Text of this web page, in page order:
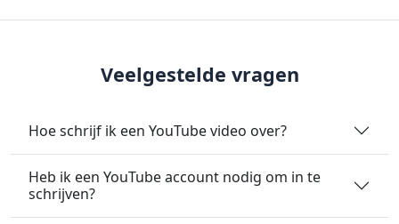
Veelgestelde vragen
Hoe schrijf ik een YouTube video over?
Heb ik een YouTube account nodig om in te
schrijven?